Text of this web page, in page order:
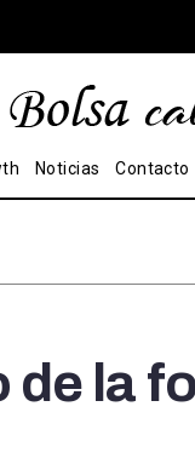
Noticias Contacto
de la